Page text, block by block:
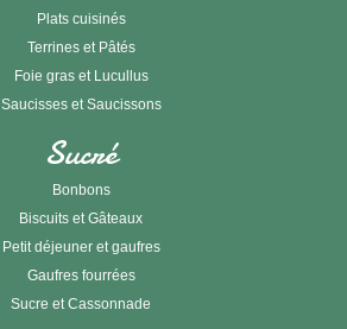
Plats cuisinés
Terrines et Pâtés
Foie gras et Lucullus
Saucisses et Saucissons
Sucré
Bonbons
Biscuits et Gâteaux
Petit déjeuner et gaufres
Gaufres fourrées
Sucre et Cassonnade